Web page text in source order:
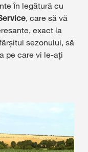
ȋn legătură cu
, care să vă
exact la
sezonului, să
pe care vi le-aţi